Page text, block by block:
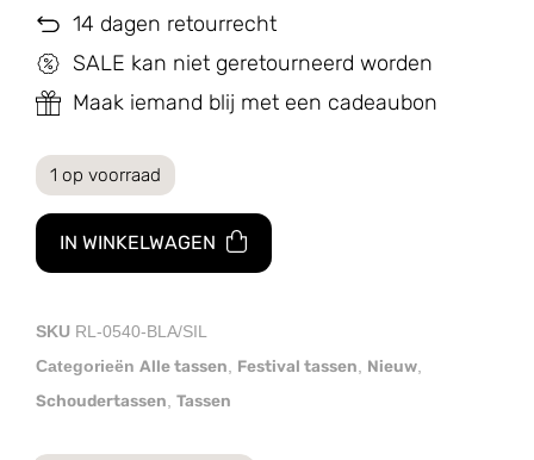
14 dagen retourrecht
SALE kan niet geretourneerd worden
Maak iemand blij met een cadeaubon
1 op voorraad
IN WINKELWAGEN
SKU RL-0540-BLA/SIL
Categorieën Alle tassen Festival tassen Nieuw
Schoudertassen Tassen